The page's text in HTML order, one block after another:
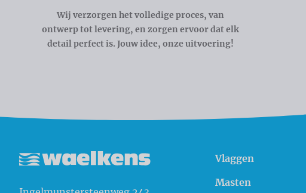
Wij verzorgen het volledige proces, van
ontwerp tot levering, en zorgen ervoor dat elk
detail perfect is. Jouw idee, onze uitvoering!
Vlaggen
Masten